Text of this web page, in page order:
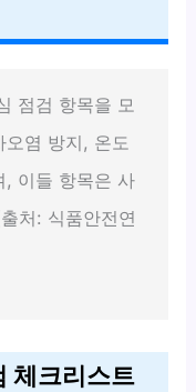
점검 항목을 모
염 방지, 온도
, 이들 항목은 사
처: 식품안전연
체크리스트